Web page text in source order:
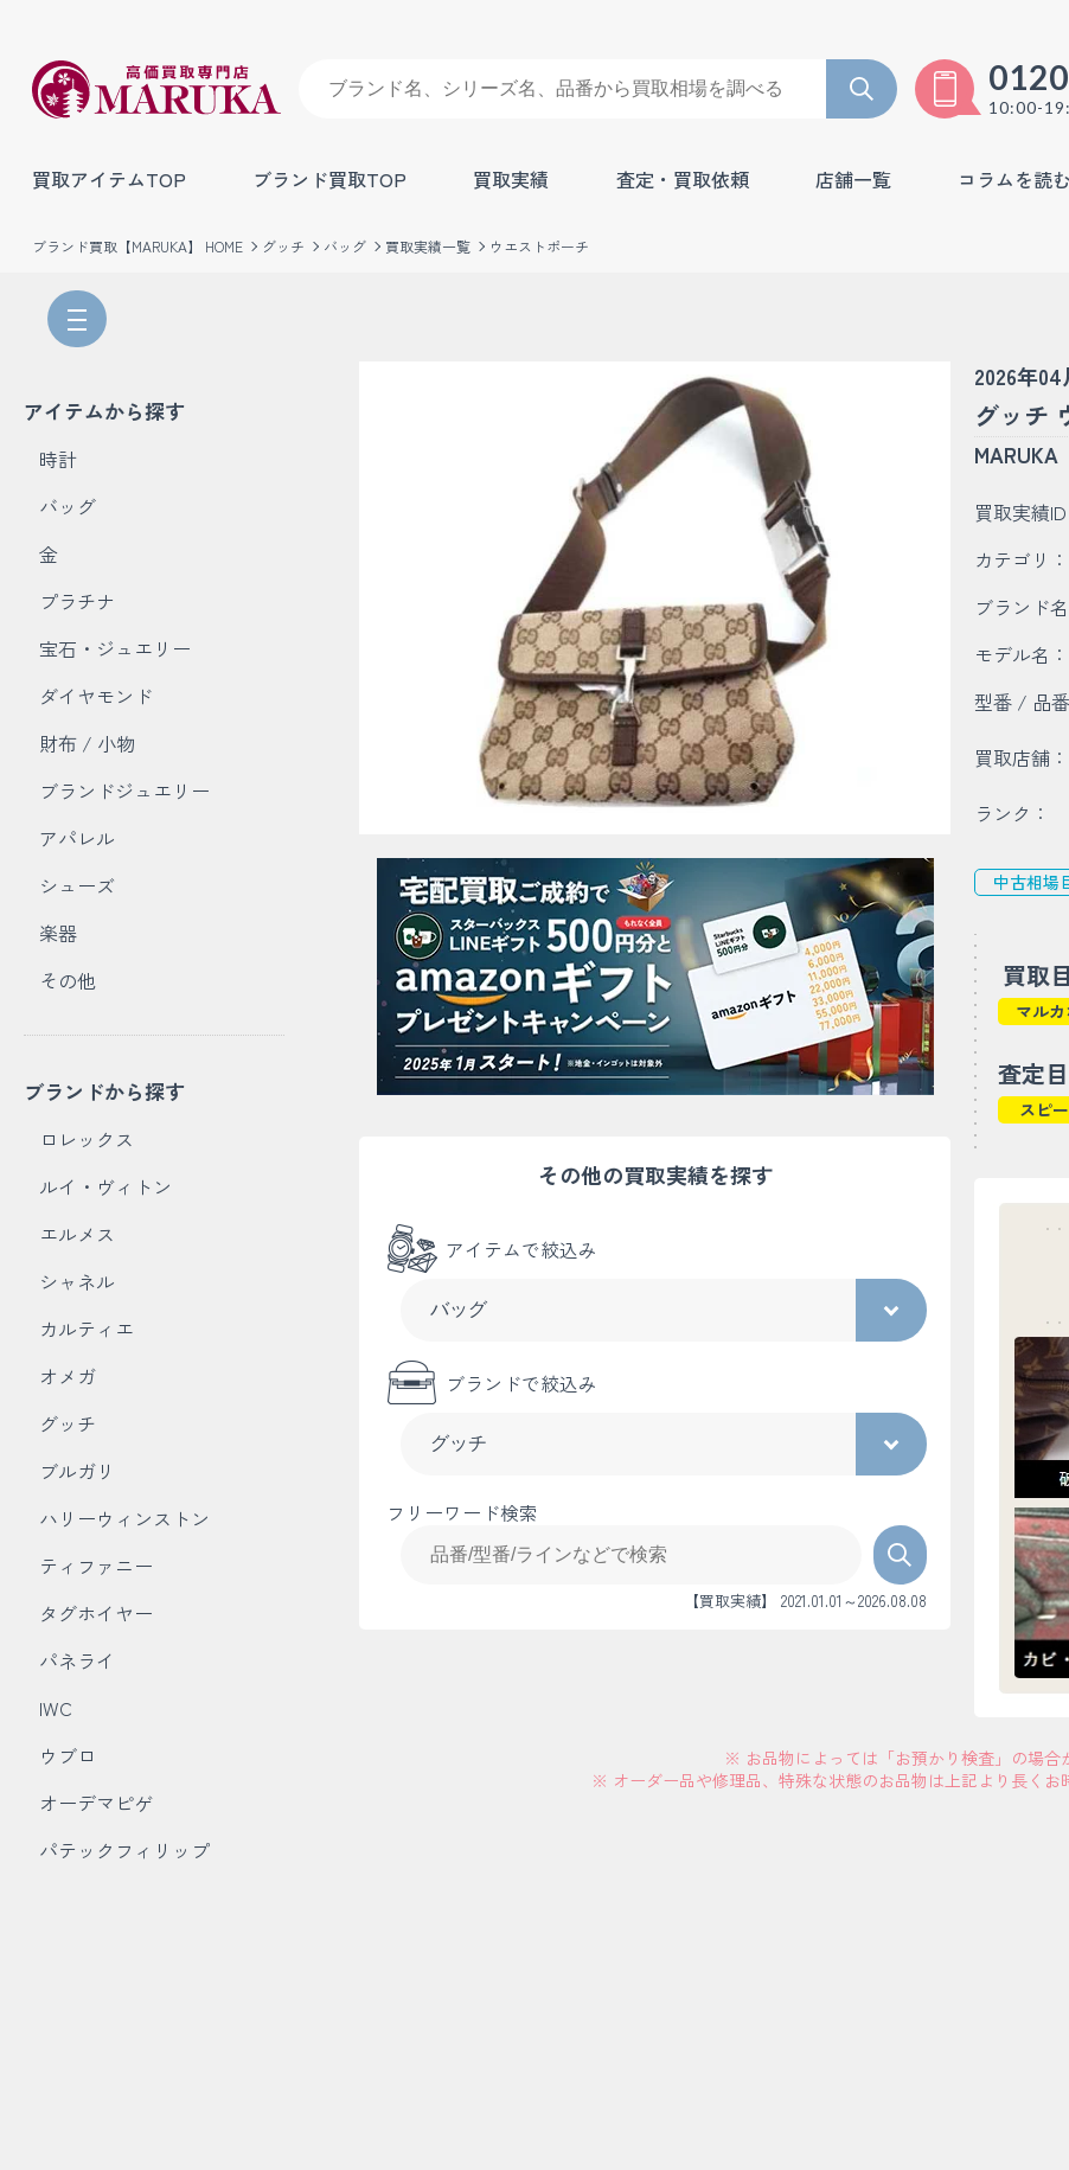
10:00-
買取アイテムTOP ブランド買取TOP 買取実績 査定・買取依頼 店舗一覧 コラムを読む
ブランド買取【MARUKA】 HOME グッチ バッグ 買取実績一覧 ウエストポーチ
アイテムから探す
時計
バッグ
金
プラチナ
宝石・ジュエリー
ダイヤモンド
財布 / 小物
ブランドジュエリー
アパレル
シューズ
楽器
その他
ブランドから探す
ロレックス
ルイ・ヴィトン
エルメス
シャネル
カルティエ
オメガ
グッチ
ブルガリ
ハリーウィンストン
ティファニー
タグホイヤー
パネライ
IWC
ウブロ
オーデマピゲ
パテックフィリップ
その他の買取実績を探す
アイテムで絞込み
ブランドで絞込み
フリーワード検索
【買取実績】 2021.01.01～2026.08.08
2026年
グッチ
買取実績ID
カテゴリ：
ブランド名
モデル名：
型番 / 品番
買取店舗：
ランク：
中古相場
買取
マル
査定
スピ
※ お品物によっては「お預かり検査」の場合
※ オーダー品や修理品、特殊な状態のお品物は上記より長くお